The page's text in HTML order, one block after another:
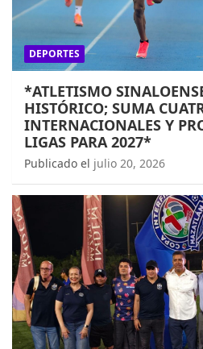
DEPORTES
*ATLETISMO
HISTÓRICO; SUMA
INTERNACIONALES Y
LIGAS PARA 2027*
Publicado el julio 20, 2026